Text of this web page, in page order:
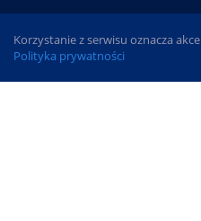
Korzystanie z serwisu oznacza
Polityka prywatności